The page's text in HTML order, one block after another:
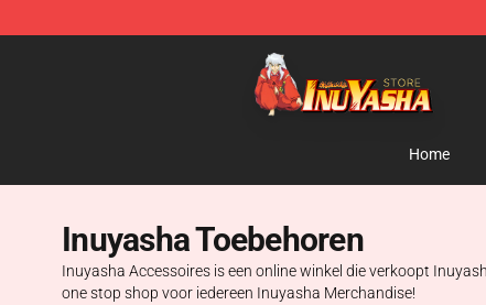
Inuyasha Store - Official Inuyasha Merchandise Shop
Home
Inuyasha Toebehoren
Inuyasha Accessoires is een online winkel die verkoopt
one stop shop voor iedereen Inuyasha Merchandise!